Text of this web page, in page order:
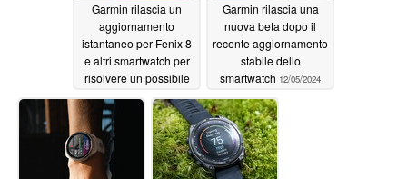
Garmin rilascia un
aggiornamento
istantaneo per Fenix 8
e altri smartwatch per
risolvere un possibile
crash12/11/2024
Garmin rilascia una
nuova beta dopo il
recente aggiornamento
stabile dello
smartwatch 12/05/2024